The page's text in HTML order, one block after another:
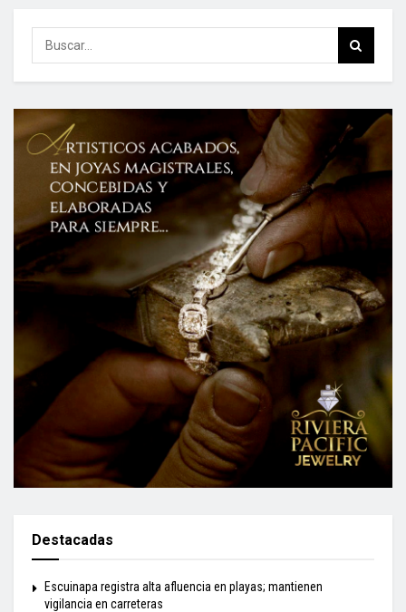
Destacadas
Escuinapa registra alta afluencia en playas; mantienen
vigilancia en carreteras